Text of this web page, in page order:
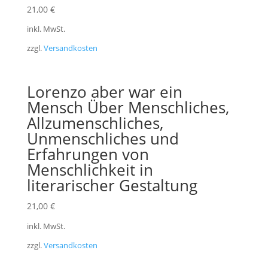
21,00 €
inkl. MwSt.
zzgl.Versandkosten
Lorenzo aber war ein
Mensch Über Menschliches,
Allzumenschliches,
Unmenschliches und
Erfahrungen von
Menschlichkeit in
literarischer Gestaltung
21,00 €
inkl. MwSt.
zzgl.Versandkosten